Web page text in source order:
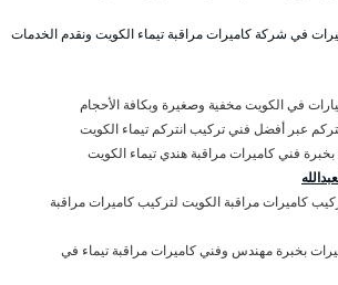
في شركة كاميرات مراقبة تيماء الكويت ونقدم الخدمات
في الكويت مخفية وصغيرة وبكافة الأحجام
عبر أفضل فني تركيب انتركم تيماء الكويت
فني كاميرات مراقبة هندي تيماء الكويت
كاميرات مراقبة الكويت لتركيب كاميرات مراقبة
بخبرة مهندس وفني كاميرات مراقبة تيماء في